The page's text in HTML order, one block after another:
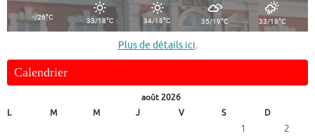
-/26°C 33/18°C 34/18°C 35/19°C 33/18°C
Plus de détails ici.
Calendrier
août 2026
L
M M J V S D
1
2